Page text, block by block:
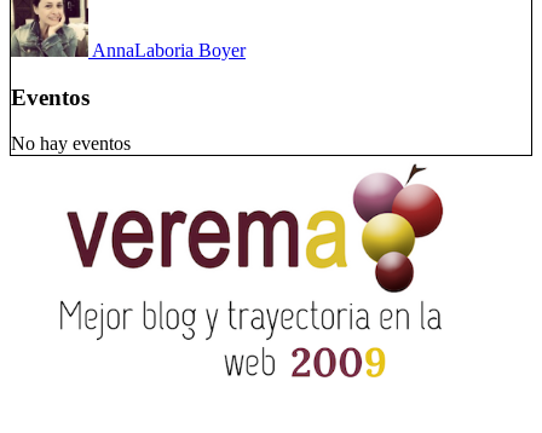
AnnaLaboria Boyer
Eventos
No hay eventos